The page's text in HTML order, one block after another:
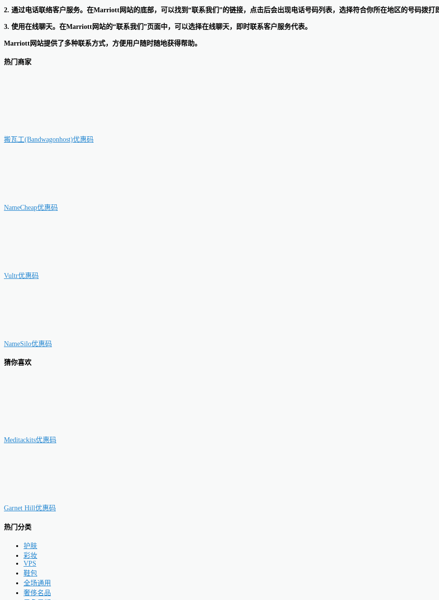
2. 通过电话联络客户服务。在Marriott网站的底部，可以找到“联系我们”的链接，点击后会出现电话号码列表，选择符合你所在地区的号码拨打
3. 使用在线聊天。在Marriott网站的“联系我们”页面中，可以选择在线聊天，即时联系客户服务代表。
Marriott网站提供了多种联系方式，方便用户随时随地获得帮助。
热门商家
搬瓦工(Bandwagonhost)优惠码
NameCheap优惠码
Vultr优惠码
NameSilo优惠码
猜你喜欢
Meditackits优惠码
Garnet Hill优惠码
热门分类
护肤
彩妆
VPS
鞋包
全场通用
奢侈名品